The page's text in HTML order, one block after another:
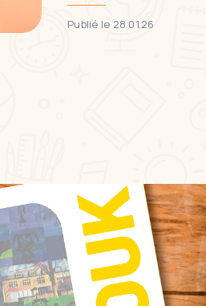
Publié le 28.01.26